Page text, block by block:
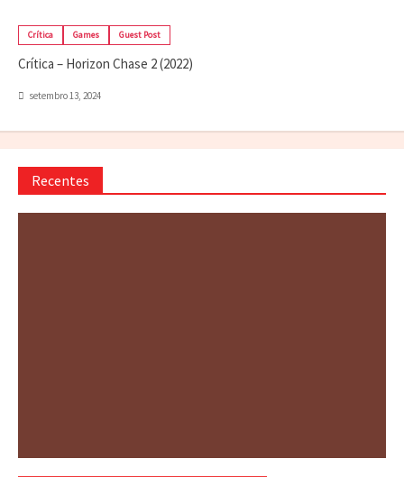
Crítica Games Guest Post
Crítica – Horizon Chase 2 (2022)
setembro 13, 2024
Recentes